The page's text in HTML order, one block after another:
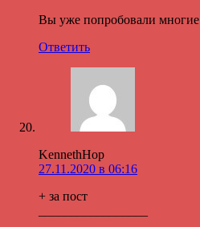
Вы уже попробовали многие
Ответить
KennethHop
27.11.2020 в 06:16
+ за пост